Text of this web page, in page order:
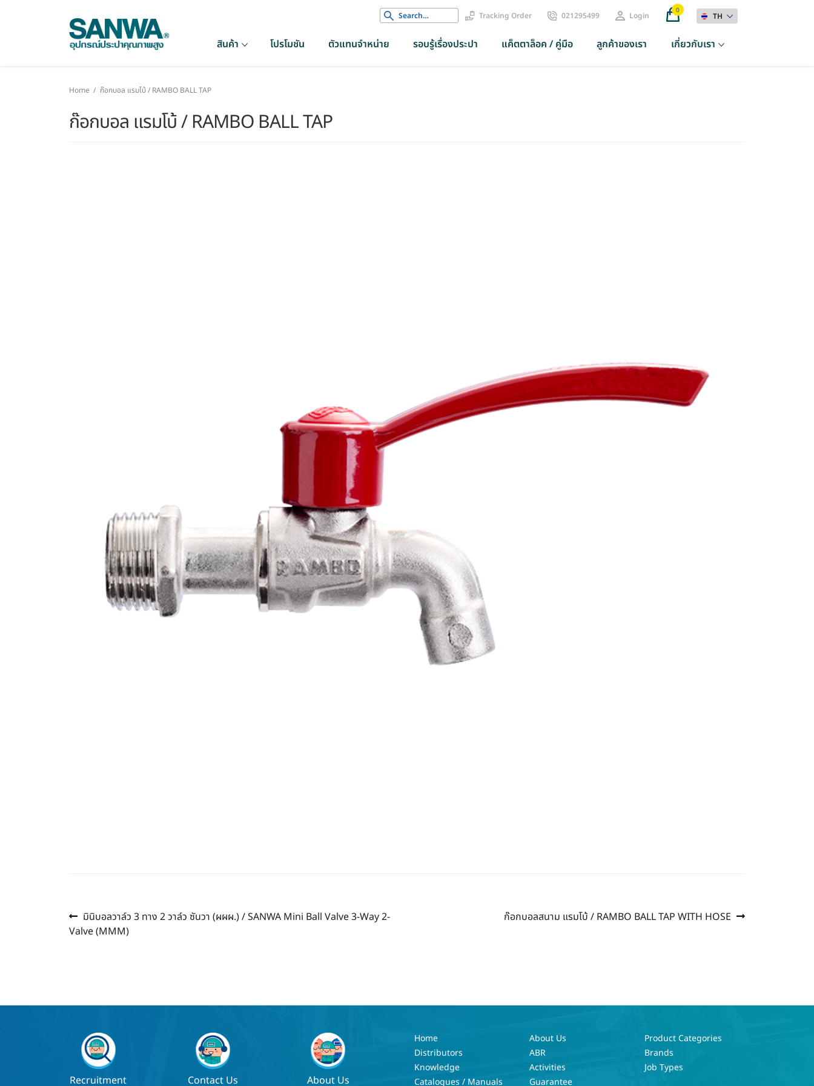
Search
for:
Tracking Order 021295499 Login 0
TH
สินค้า โปรโมชัน ตัวแทนจำหน่าย รอบรู้เรื่องประปา แค็ตตาล็อค / คู่มือ ลูกค้าของเรา เกี่ยวกับเรา
Home / ก๊อกบอล แรมโบ้ / RAMBO BALL TAP
ก๊อกบอล แรมโบ้ / RAMBO BALL TAP
แนะแนว
Previous
post:
มินิบอลวาล์ว 3 ทาง 2 วาล์ว ซันวา (ผผผ.) / SANWA Mini Ball Valve 3-Way 2-
Valve (MMM)
Next
ก๊อกบอลสนาม แรมโบ้ / RAMBO BALL TAP WITH HOSE
Recruitment Contact Us About Us
Home
Distributors
Knowledge
Catalogues / Manuals
About Us
ABR
Activities
Guarantee
Product Categories
Brands
Job Types